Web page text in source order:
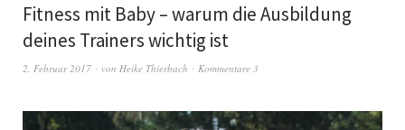
Fitness mit Baby – warum die Ausbildung
deines Trainers wichtig ist
2. Februar 2017 von Heike Thierbach Kommentare 3